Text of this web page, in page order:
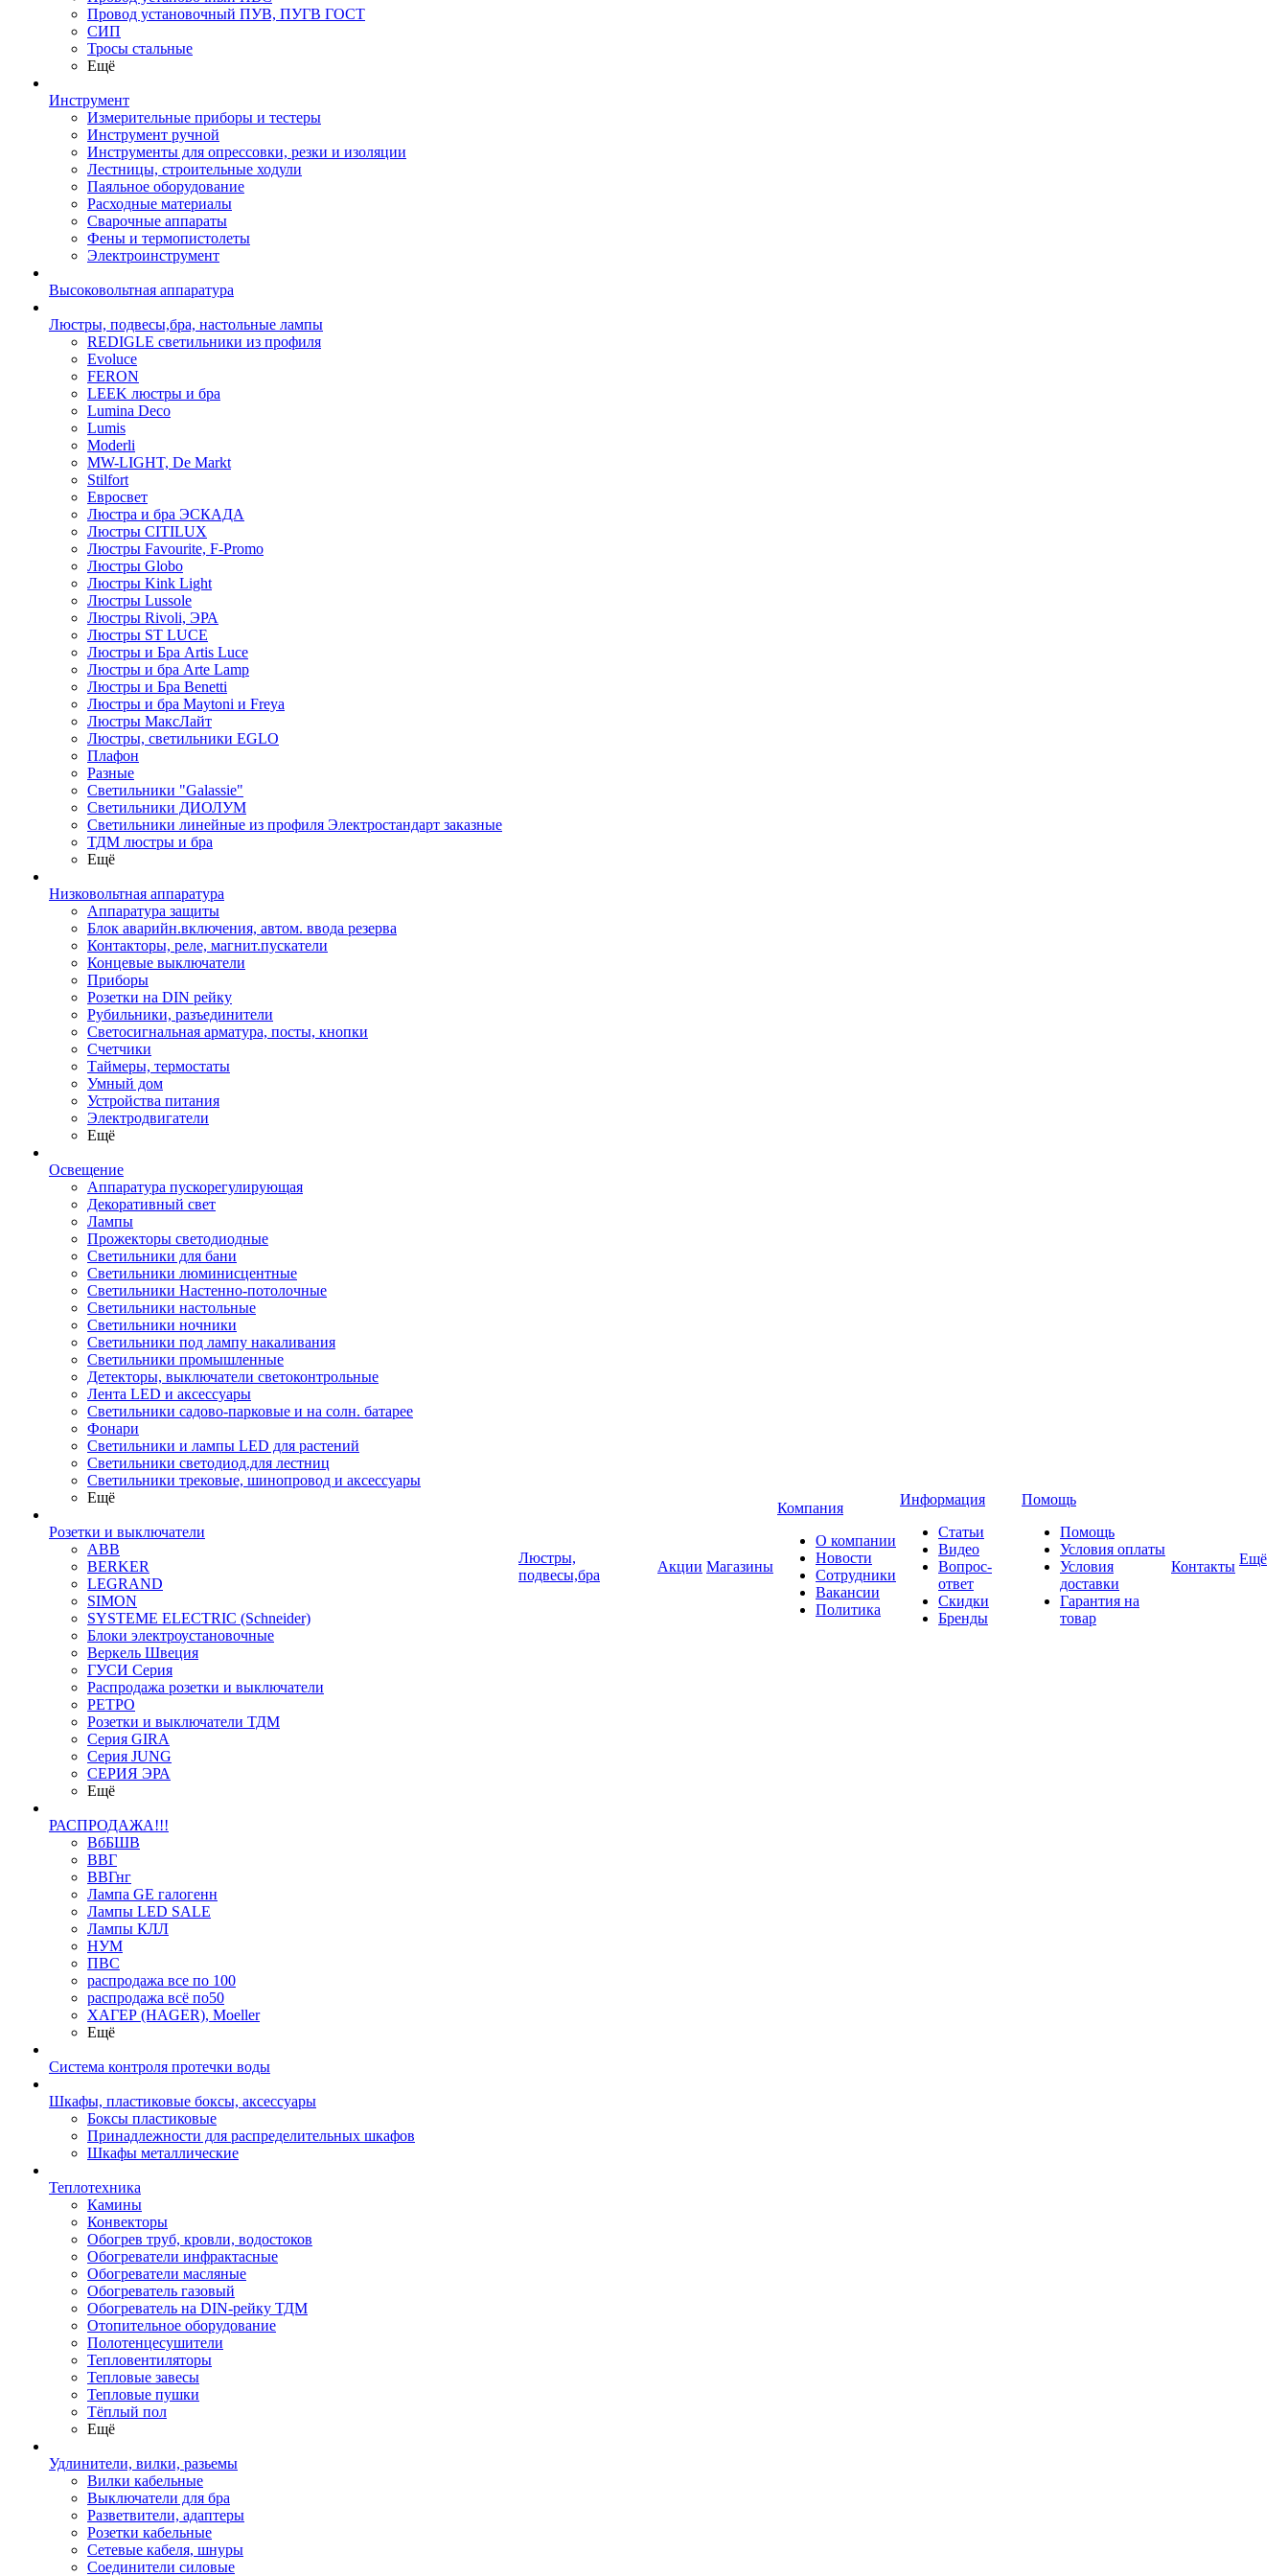
Провод установочный ПУВ, ПУГВ ГОСТ
СИП
Тросы стальные
Ещё
Инструмент
Измерительные приборы и тестеры
Инструмент ручной
Инструменты для опрессовки, резки и изоляции
Лестницы, строительные ходули
Паяльное оборудование
Расходные материалы
Сварочные аппараты
Фены и термопистолеты
Электроинструмент
Высоковольтная аппаратура
Люстры, подвесы,бра, настольные лампы
REDIGLE светильники из профиля
Evoluce
FERON
LEEK люстры и бра
Lumina Deco
Lumis
Moderli
MW-LIGHT, De Markt
Stilfort
Евросвет
Люстра и бра ЭСКАДА
Люстры CITILUX
Люстры Favourite, F-Promo
Люстры Globo
Люстры Kink Light
Люстры Lussole
Люстры Rivoli, ЭРА
Люстры ST LUCE
Люстры и Бра Artis Luce
Люстры и бра Arte Lamp
Люстры и Бра Benetti
Люстры и бра Maytoni и Freya
Люстры МаксЛайт
Люстры, светильники EGLO
Плафон
Разные
Светильники "Galassie"
Светильники ДИОЛУМ
Светильники линейные из профиля Электростандарт заказные
ТДМ люстры и бра
Ещё
Низковольтная аппаратура
Аппаратура защиты
Блок аварийн.включения, автом. ввода резерва
Контакторы, реле, магнит.пускатели
Концевые выключатели
Приборы
Розетки на DIN рейку
Рубильники, разъединители
Светосигнальная арматура, посты, кнопки
Счетчики
Таймеры, термостаты
Умный дом
Устройства питания
Электродвигатели
Ещё
Освещение
Аппаратура пускорегулирующая
Декоративный свет
Лампы
Прожекторы светодиодные
Светильники для бани
Светильники люминисцентные
Светильники Настенно-потолочные
Светильники настольные
Светильники ночники
Светильники под лампу накаливания
Светильники промышленные
Детекторы, выключатели светоконтрольные
Лента LED и аксессуары
Светильники садово-парковые и на солн. батарее
Фонари
Светильники и лампы LED для растений
Светильники светодиод.для лестниц
Светильники трековые, шинопровод и аксессуары
Ещё
Розетки и выключатели
ABB
BERKER
LEGRAND
SIMON
SYSTEME ELECTRIC (Schneider)
Блоки электроустановочные
Веркель Швеция
ГУСИ Серия
Распродажа розетки и выключатели
РЕТРО
Розетки и выключатели ТДМ
Серия GIRA
Серия JUNG
СЕРИЯ ЭРА
Ещё
РАСПРОДАЖА!!!
ВбБШВ
ВВГ
ВВГнг
Лампа GE галогенн
Лампы LED SALE
Лампы КЛЛ
НУМ
ПВС
распродажа все по 100
распродажа всё по50
ХАГЕР (HAGER), Moeller
Ещё
Система контроля протечки воды
Шкафы, пластиковые боксы, аксессуары
Боксы пластиковые
Принадлежности для распределительных шкафов
Шкафы металлические
Теплотехника
Камины
Конвекторы
Обогрев труб, кровли, водостоков
Обогреватели инфрактасные
Обогреватели масляные
Обогреватель газовый
Обогреватель на DIN-рейку ТДМ
Отопительное оборудование
Полотенцесушители
Тепловентиляторы
Тепловые завесы
Тепловые пушки
Тёплый пол
Ещё
Удлинители, вилки, разьемы
Вилки кабельные
Выключатели для бра
Разветвители, адаптеры
Розетки кабельные
Сетевые кабеля, шнуры
Соединители силовые
Люстры,
подвесы,бра
Акции Магазины
Компания
О компании
Новости
Сотрудники
Вакансии
Политика
Информация
Статьи
Видео
Вопрос-
ответ
Скидки
Бренды
Помощь
Помощь
Условия оплаты
Условия
доставки
Гарантия на
товар
Контакты Ещё